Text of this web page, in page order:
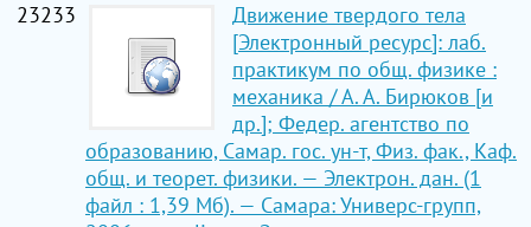
23233
Движение твердого тела
[Электронный ресурс]: лаб.
практикум по общ. физике :
механика / А. А. Бирюков [и
др.]; Федер. агентство по
образованию, Самар. гос. ун-т, Физ. фак., Каф.
общ. и теорет. физики. — Электрон. дан. (1
файл : 1,39 Мб). — Самара: Универс-групп,